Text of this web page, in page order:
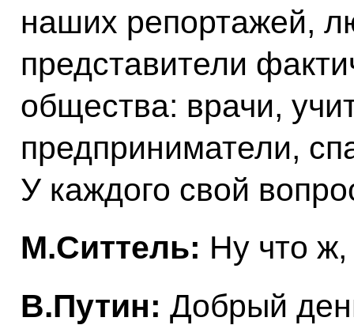
наших репортажей,
представители
общества: врачи,
предприниматели,
У каждого свой
М.Ситтель: Ну что
В.Путин: Добрый